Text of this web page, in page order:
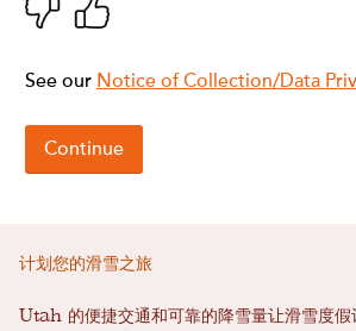
计划您的滑雪之旅
Utah 的便捷交通和可靠的降雪量让滑雪度假